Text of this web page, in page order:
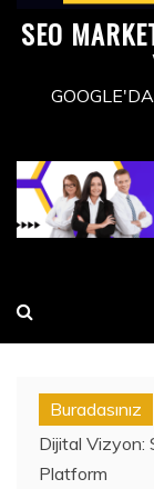
SEO
Buradasınız
Dijital Vizyon:
Platform